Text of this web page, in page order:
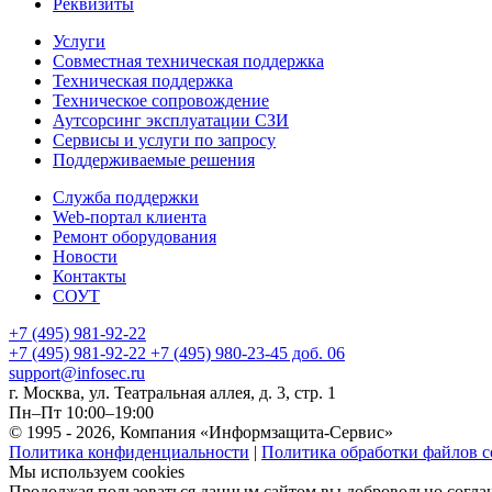
Реквизиты
Услуги
Совместная техническая поддержка
Техническая поддержка
Техническое сопровождение
Аутсорсинг эксплуатации СЗИ
Сервисы и услуги по запросу
Поддерживаемые решения
Служба поддержки
Web-портал клиента
Ремонт оборудования
Новости
Контакты
СОУТ
+7 (495) 981-92-22
+7 (495) 981-92-22 +7 (495) 980-23-45 доб. 06
support@infosec.ru
г. Москва, ул. Театральная аллея, д. 3, стр. 1
Пн–Пт 10:00–19:00
© 1995 - 2026, Компания «Информзащита-Сервис»
Политика конфиденциальности | Политика обработки файлов
Мы используем cookies